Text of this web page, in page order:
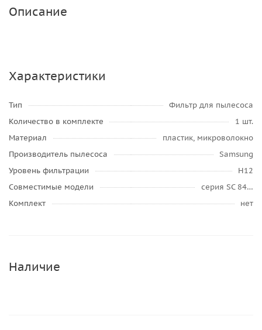
Описание
Характеристики
Тип
Фильтр для пылесоса
Количество в комплекте
1 шт.
Материал
пластик, микроволокно
Производитель пылесоса
Samsung
Уровень фильтрации
H12
Совместимые модели
серия SC 84…
Комплект
нет
Наличие